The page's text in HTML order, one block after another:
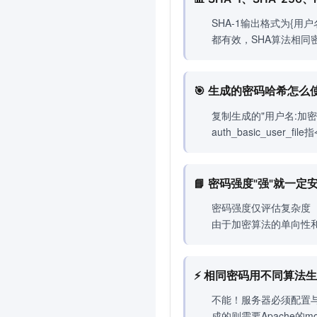
SHA-1输出格式为{用
都有效，SHA算法相同
🎯 生成的密码哈希怎么
复制生成的"用户名:加
auth_basic_user_file
📘 密码强度"强"就一定
密码强度仅评估复杂度
由于加密算法的单向性
⚡ 相同密码用不同算法
不能！服务器必须配置